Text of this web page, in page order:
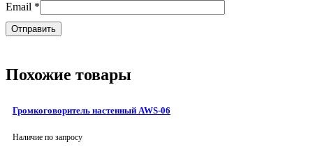
Email *
Похожие товары
Громкоговоритель настенный AWS-06
Наличие по запросу